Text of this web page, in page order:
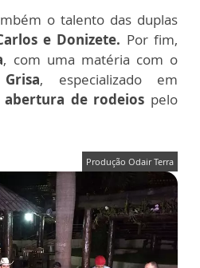
o talento das duplas
e Donizete. Por fim,
, com uma matéria com o
, especializado em
abertura de rodeios pelo
Produção Odair Terra